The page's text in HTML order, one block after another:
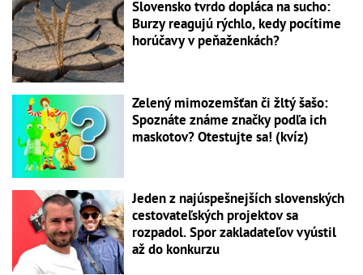
Slovensko tvrdo dopláca na sucho:
Burzy reagujú rýchlo, kedy pocítime
horúčavy v peňaženkách?
Zelený mimozemšťan či žltý šašo:
Spoznáte známe značky podľa ich
maskotov? Otestujte sa! (kvíz)
Jeden z najúspešnejších slovenských
cestovateľských projektov sa
rozpadol. Spor zakladateľov vyústil
až do konkurzu